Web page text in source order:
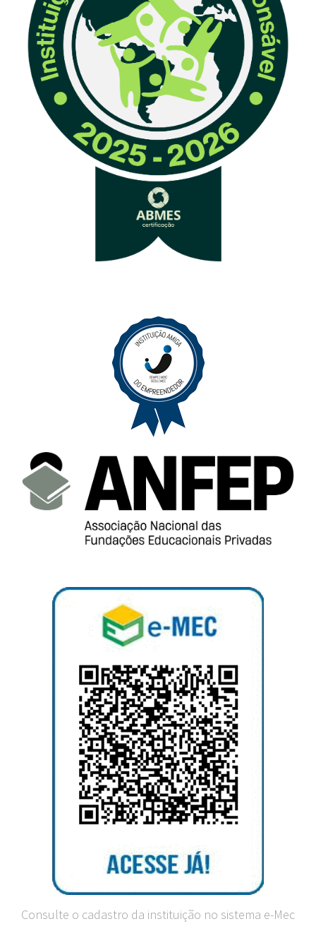
Consulte o cadastro da instituição no sistema e-Mec